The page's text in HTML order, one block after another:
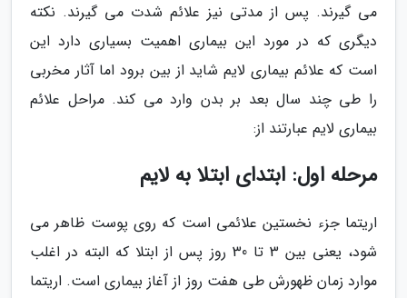
می گیرند. پس از مدتی نیز علائم شدت می گیرند. نکته
دیگری که در مورد این بیماری اهمیت بسیاری دارد این
است که علائم بیماری لایم شاید از بین برود اما آثار مخربی
را طی چند سال بعد بر بدن وارد می کند. مراحل علائم
بیماری لایم عبارتند از:
مرحله اول: ابتدای ابتلا به لایم
اریتما جزء نخستین علائمی است که روی پوست ظاهر می
شود، یعنی بین 3 تا 30 روز پس از ابتلا که البته در اغلب
موارد زمان ظهورش طی هفت روز از آغاز بیماری است. اریتما